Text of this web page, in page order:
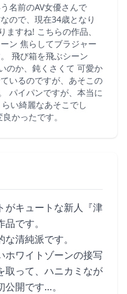
名前のAV女優さんで
ので、現在34歳となり
ますね! こちらの作品、
ン 焦らしてブラジャー
飛び箱を飛ぶシーン
のか、鈍くさくて 可愛か
いるのですが、あそこの
パイパンですが、本当に
い綺麗なあそこでし
かったです。
がキュートな新人『津
です。
清純派です。
ホワイトゾーンの接写
取って、ハニカミなが
開です…。